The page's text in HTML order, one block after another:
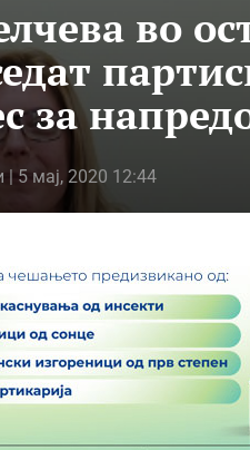
во
за
| 5 мај, 2020 12:44